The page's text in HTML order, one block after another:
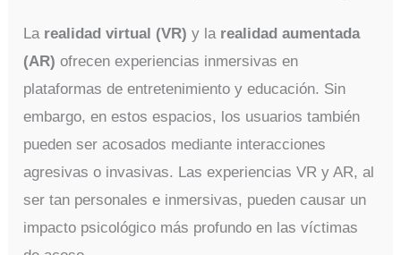
La realidad virtual (VR) y la realidad aumentada
(AR) ofrecen experiencias inmersivas en
plataformas de entretenimiento y educación. Sin
embargo, en estos espacios, los usuarios también
pueden ser acosados mediante interacciones
agresivas o invasivas. Las experiencias VR y AR, al
ser tan personales e inmersivas, pueden causar un
impacto psicológico más profundo en las víctimas